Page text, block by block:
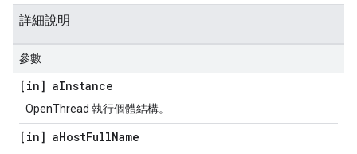
詳細說明
參數
[in] aInstance
OpenThread 執行個體結構。
[in] aHostFullName